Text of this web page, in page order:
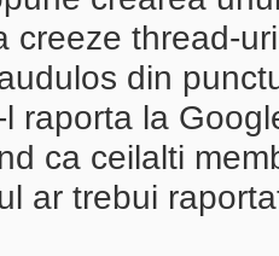
creeze thread-
din
raporta la
ca ceilalti
ar trebui